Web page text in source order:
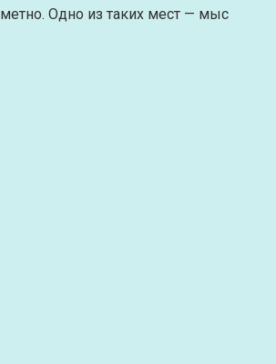
Одно из таких мест — мыс